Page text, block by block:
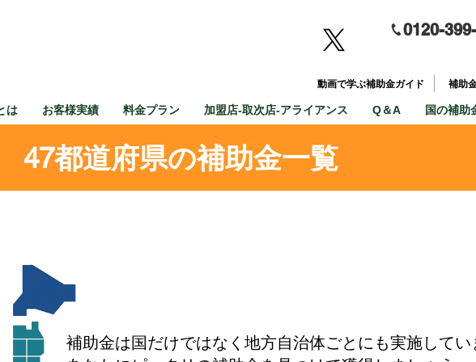
0120-
動画で学ぶ補助金ガイド 補助
は お客様実績 料金プラン 加盟店-取次店-アライアンス Q＆A 国の補助
47都道府県の補助金一覧
補助金は 国だけではなく地方自治体ごとにも実施してい